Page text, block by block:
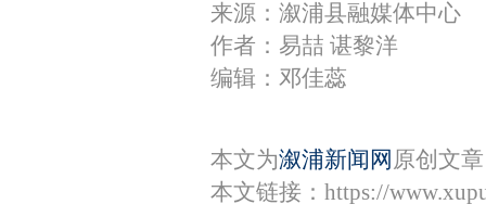
来源：溆浦县融媒体中心
作者：易喆 谌黎洋
编辑：邓佳蕊
本文为溆浦新闻网 原创文
本文链接： https://